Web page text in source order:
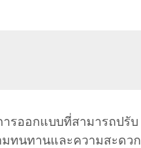
รออกแบบที่สามารถปรับ
มทนทานและความสะดวก